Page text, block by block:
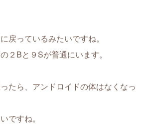
戻っているみたいですね。
２Bと９Sが普通にいます。
たら、アンドロイドの体はなくなっ
ですね。